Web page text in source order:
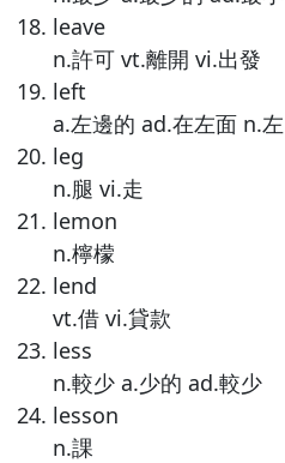
leave
n.許可 vt.離開 vi.出發
left
a.左邊的 ad.在左面 n.左
leg
n.腿 vi.走
lemon
n.檸檬
lend
vt.借 vi.貸款
less
n.較少 a.少的 ad.較少
lesson
n.課